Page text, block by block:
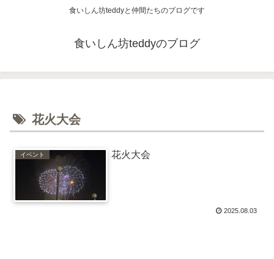
食いしん坊teddyと仲間たちのブログです
食いしん坊teddyのブログ
花火大会
イベント 花火大会
2025.08.03